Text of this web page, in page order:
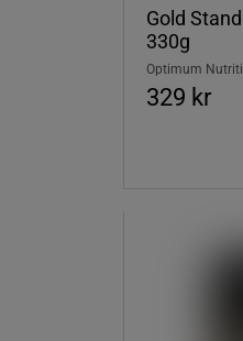
Gold
330g
Optimum
329 kr